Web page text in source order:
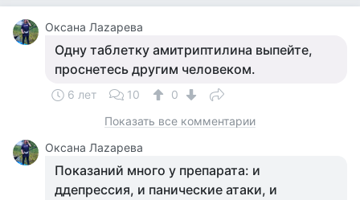
Оксана Лаzaрева
Одну таблетку амитриптилина выпейте,
проснетесь другим человеком.
6 лет 10
0
Показать все комментарии
Оксана Лаzaрева
Показаний много у препарата: и
ддепрессия, и панические атаки, и